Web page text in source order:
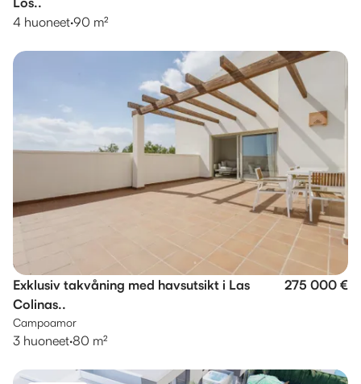
4 huoneet·90 m²
Exklusiv takvåning med havsutsikt i Las
Colinas..
275 000 €
Campoamor
3 huoneet·80 m²